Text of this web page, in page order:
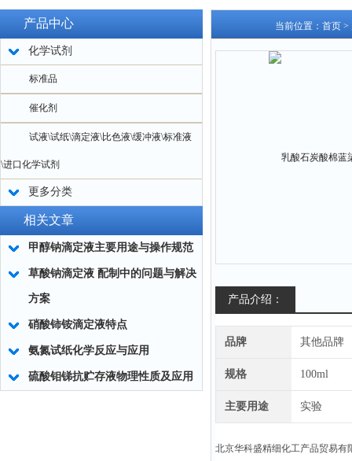
产品中心
化学试剂
标准品
催化剂
试液\试纸\滴定液\比色液\缓冲液\标准液
\进口化学试剂
更多分类
相关文章
甲醇钠滴定液主要用途与操作规范
草酸钠滴定液 配制中的问题与解决
方案
硝酸铈铵滴定液特点
氨氮试纸化学反应与应用
硫酸钼锑抗贮存液物理性质及应用
当前位置： 首页 >
产品介绍：
品牌 其他品牌
规格 100ml
主要用途 实验
北京华科盛精细化工产品贸易有